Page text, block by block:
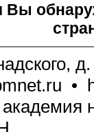
Вы
•